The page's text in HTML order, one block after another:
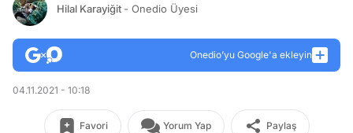
Hilal Karayiğit - Onedio Üyesi
Onedio’yu Google'a ekleyin
04.11.2021 - 10:18
Favori Yorum Yap Paylaş